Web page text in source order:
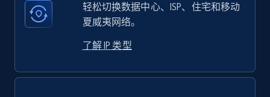
轻松切换数据中心、ISP、住宅和移动
夏威夷网络。
了解 IP 类型